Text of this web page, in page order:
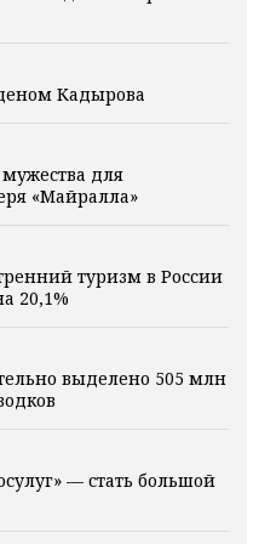
Кадырова
для
«Майралла»
туризм в России
20,1%
выделено 505 млн
— стать большой